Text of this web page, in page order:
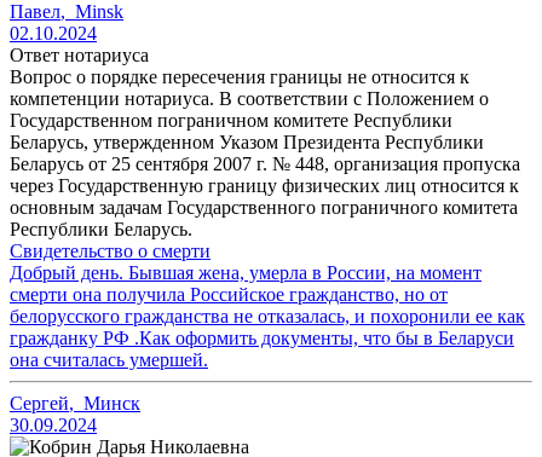
Павел, Minsk
02.10.2024
Ответ нотариуса
Вопрос о порядке пересечения границы не относится к
компетенции нотариуса. В соответствии с Положением о
Государственном пограничном комитете Республики
Беларусь, утвержденном Указом Президента Республики
Беларусь от 25 сентября 2007 г. № 448, организация пропуска
через Государственную границу физических лиц относится к
основным задачам Государственного пограничного комитета
Республики Беларусь.
Свидетельство о смерти
Добрый день. Бывшая жена, умерла в России, на момент
смерти она получила Российское гражданство, но от
белорусского гражданства не отказалась, и похоронили ее как
гражданку РФ .Как оформить документы, что бы в Беларуси
она считалась умершей.
Сергей, Минск
30.09.2024